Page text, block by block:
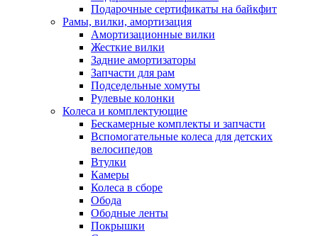
Подарочные сертификаты на байкфит
Рамы, вилки, амортизация
Амортизационные вилки
Жесткие вилки
Задние амортизаторы
Запчасти для рам
Подседельные хомуты
Рулевые колонки
Колеса и комплектующие
Бескамерные комплекты и запчасти
Вспомогательные колеса для детских
велосипедов
Втулки
Камеры
Колеса в сборе
Обода
Ободные ленты
Покрышки